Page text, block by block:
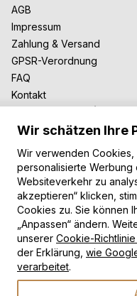
AGB
Impressum
Zahlung & Versand
GPSR-Verordnung
FAQ
Kontakt
Zusammenarbeit
Für Blogger
B2B-Zusammenarbeit
Unsere Teppiche
Moderne Teppiche
Vintage Teppiche
Shaggy Teppiche
Kinderteppiche
Zahlungsarten
Wir schätzen Ihre
Wir verwenden Cookies,
personalisierte
Websiteverkehr zu
akzeptieren“ klicken,
Cookies zu. Sie können
„Anpassen“ ändern.
unserer Cookie-
der Erklärung, wie
verarbeitet.